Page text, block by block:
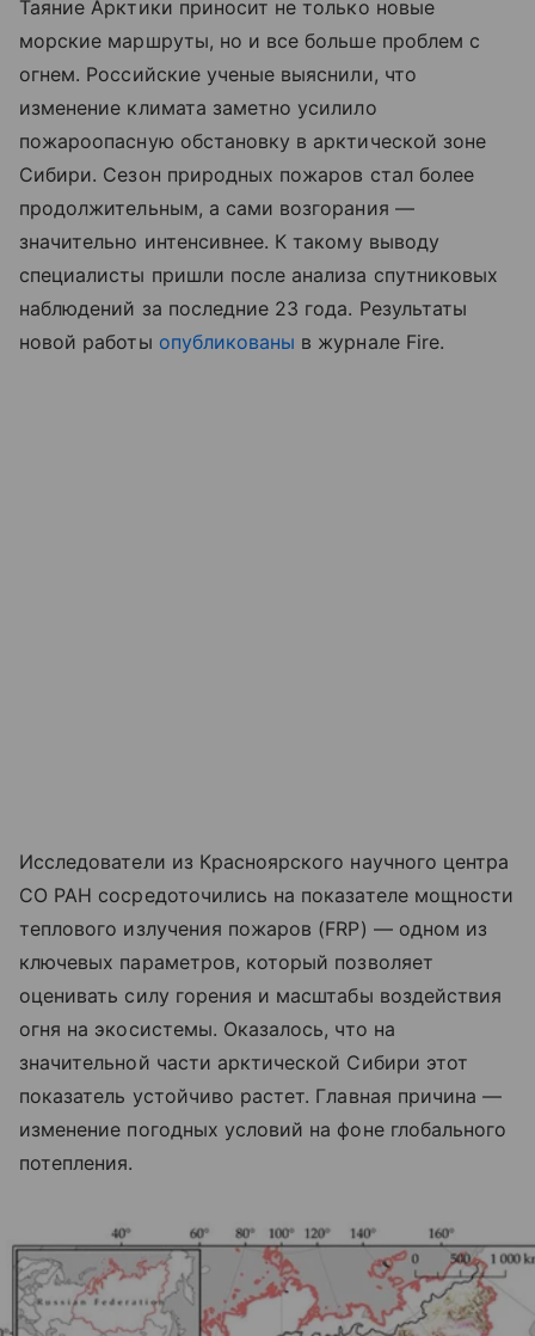
Таяние Арктики приносит не только новые
морские маршруты, но и все больше проблем с
огнем. Российские ученые выяснили, что
изменение климата заметно усилило
пожароопасную обстановку в арктической зоне
Сибири. Сезон природных пожаров стал более
продолжительным, а сами возгорания —
значительно интенсивнее. К такому выводу
специалисты пришли после анализа спутниковых
наблюдений за последние 23 года. Результаты
новой работы опубликованы в журнале Fire.
Исследователи из Красноярского научного центра
СО РАН сосредоточились на показателе мощности
теплового излучения пожаров (FRP) — одном из
ключевых параметров, который позволяет
оценивать силу горения и масштабы воздействия
огня на экосистемы. Оказалось, что на
значительной части арктической Сибири этот
показатель устойчиво растет. Главная причина —
изменение погодных условий на фоне глобального
потепления.